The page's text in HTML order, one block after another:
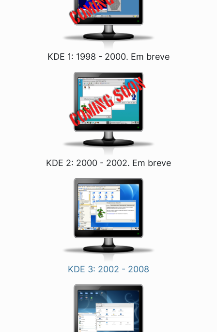
KDE 1: 1998 - 2000. Em breve
KDE 2: 2000 - 2002. Em breve
KDE 3: 2002 - 2008